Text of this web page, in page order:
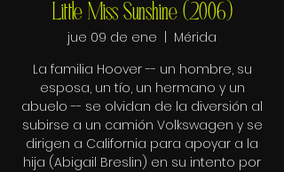
Little Miss Sunshine (2006)
jue 09 de ene
Mérida
La familia Hoover -- un hombre, su
esposa, un tío, un hermano y un
abuelo -- se olvidan de la diversión al
subirse a un camión Volkswagen y se
dirigen a California para apoyar a la
hija (Abigail Breslin) en su intento por